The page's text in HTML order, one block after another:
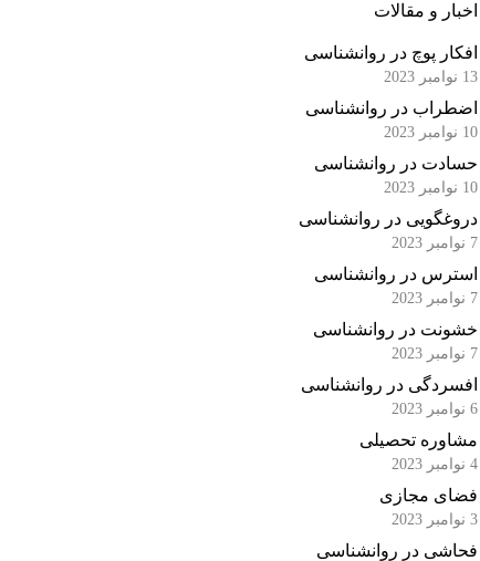
اخبار و مقالات
افکار پوچ در روانشناسی
13 نوامبر 2023
اضطراب در روانشناسی
10 نوامبر 2023
حسادت در روانشناسی
10 نوامبر 2023
دروغگویی در روانشناسی
7 نوامبر 2023
استرس در روانشناسی
7 نوامبر 2023
خشونت در روانشناسی
7 نوامبر 2023
افسردگی در روانشناسی
6 نوامبر 2023
مشاوره تحصیلی
4 نوامبر 2023
فضای مجازی
3 نوامبر 2023
فحاشی در روانشناسی